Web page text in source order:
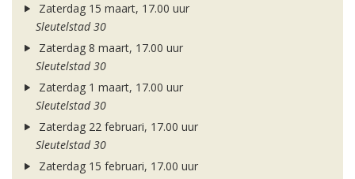
Zaterdag 15 maart, 17.00 uur
Sleutelstad 30
Zaterdag 8 maart, 17.00 uur
Sleutelstad 30
Zaterdag 1 maart, 17.00 uur
Sleutelstad 30
Zaterdag 22 februari, 17.00 uur
Sleutelstad 30
Zaterdag 15 februari, 17.00 uur